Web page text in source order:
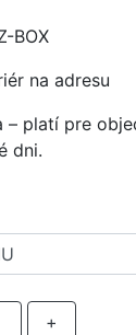
BOX
na adresu
– platí pre
dni.
+